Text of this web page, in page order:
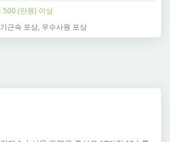
500 (만원) 이상
근속 포상, 우수사원 포상